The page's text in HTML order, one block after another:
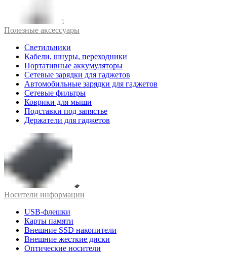
Полезные аксессуары
Светильники
Кабели, шнуры, переходники
Портативные аккумуляторы
Сетевые зарядки для гаджетов
Автомобильные зарядки для гаджетов
Сетевые фильтры
Коврики для мыши
Подставки под запястье
Держатели для гаджетов
Носители информации
USB-флешки
Карты памяти
Внешние SSD накопители
Внешние жесткие диски
Оптические носители